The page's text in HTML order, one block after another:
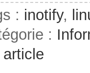
: inotify,
: